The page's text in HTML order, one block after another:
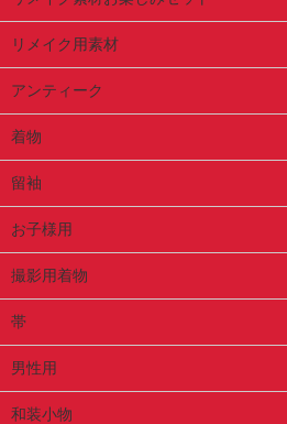
リメイク用素材
アンティーク
着物
留袖
お子様用
撮影用着物
帯
男性用
和装小物